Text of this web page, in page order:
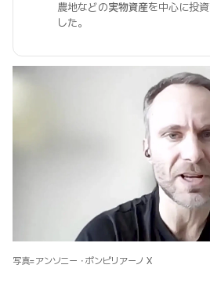
農地などの実物資産を中心に投
した。
写真=アンソニー・ポンピリアーノ X